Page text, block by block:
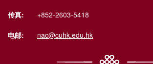
传真: +852-2603-5418
电邮: nac@cuhk.edu.hk